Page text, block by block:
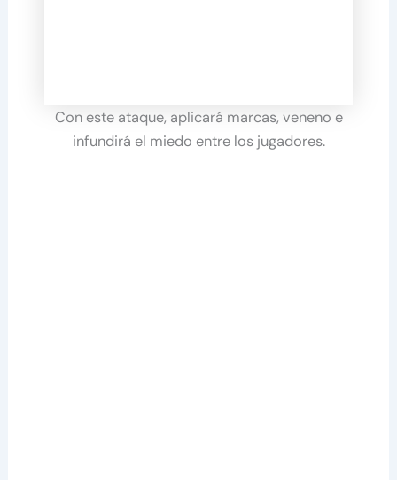
Con este ataque, aplicará marcas, veneno e
infundirá el miedo entre los jugadores.